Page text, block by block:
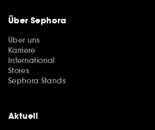
Über Sephora
Über uns
Karriere
International
Stores
Sephora Stands
Aktuell